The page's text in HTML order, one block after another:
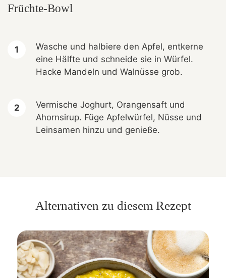
Früchte-Bowl
Wasche und halbiere den Apfel, entkerne
eine Hälfte und schneide sie in Würfel.
Hacke Mandeln und Walnüsse grob.
Vermische Joghurt, Orangensaft und
Ahornsirup. Füge Apfelwürfel, Nüsse und
Leinsamen hinzu und genieße.
Alternativen zu diesem Rezept